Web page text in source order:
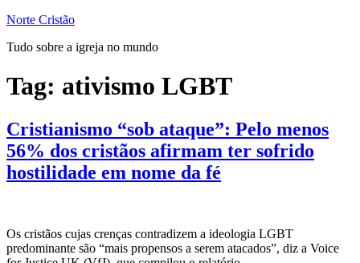
Pular
o
Norte Cristão
Tudo sobre a igreja no mundo
Tag: ativismo LGBT
Cristianismo “sob ataque”: Pelo menos
56% dos cristãos afirmam ter sofrido
hostilidade em nome da fé
Os cristãos cujas crenças contradizem a ideologia LGBT
predominante são “mais propensos a serem atacados”, diz a Voice